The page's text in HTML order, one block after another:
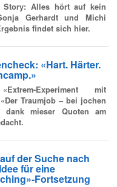
Alles hört auf kein
Gerhardt und Michi
findet sich hier.
«Hart. Härter.
Experiment mit
Traumjob – bei jochen
dank mieser Quoten am
der Suche nach
für eine
Fortsetzung